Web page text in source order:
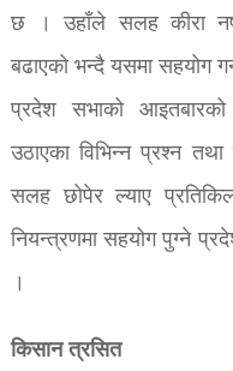
छ । उहाँले सलह कीरा
बढाएको भन्दै यसमा सहयोग
प्रदेश सभाको
उठाएका विभिन्न प्रश्न
सलह छोपेर ल्याए
नियन्त्रणमा सहयोग पुग्ने
।
किसान त्रसित